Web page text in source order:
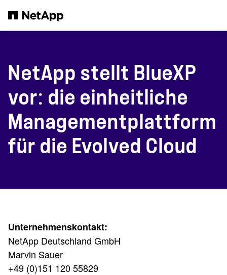
NetApp stellt BlueXP
vor: die einheitliche
Managementplattform
für die Evolved Cloud
Unternehmenskontakt:
NetApp Deutschland GmbH
Marvin Sauer
+49 (0)151 120 55829